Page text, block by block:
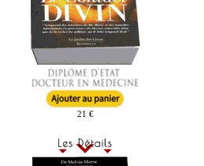
21 €